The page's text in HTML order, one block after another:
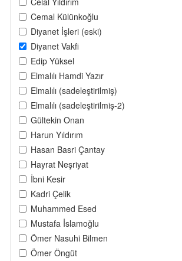
Cemal Külünkoğlu
Diyanet İşleri (eski)
Diyanet Vakfi
Edip Yüksel
Elmalılı Hamdi Yazır
Elmalılı (sadeleştirilmiş)
Elmalılı (sadeleştirilmiş-2)
Gültekin Onan
Harun Yıldırım
Hasan Basri Çantay
Hayrat Neşriyat
İbni Kesir
Kadri Çelik
Muhammed Esed
Mustafa İslamoğlu
Ömer Nasuhi Bilmen
Ömer Öngüt